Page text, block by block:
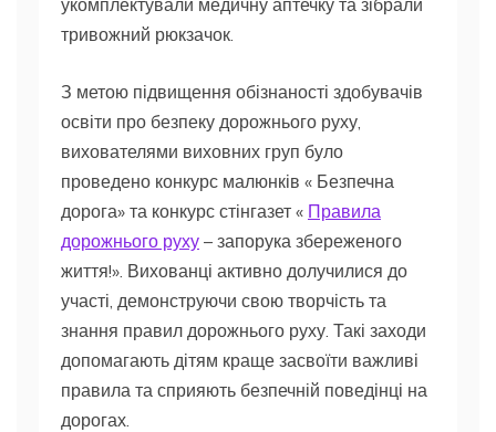
тривожний рюкзачок.
З метою підвищення обізнаності здобувачів
освіти про безпеку дорожнього руху,
вихователями виховних груп було
проведено конкурс малюнків « Безпечна
дорога» та конкурс стінгазет « Правила
дорожнього руху – запорука збереженого
життя!». Вихованці активно долучилися до
участі, демонструючи свою творчість та
знання правил дорожнього руху. Такі заходи
допомагають дітям краще засвоїти важливі
правила та сприяють безпечній поведінці на
дорогах.